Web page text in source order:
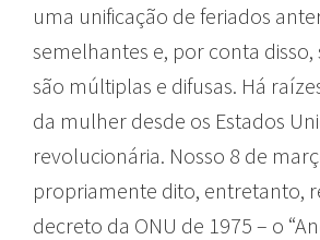
uma unificação de feriados
semelhantes e, por conta disso,
são múltiplas e difusas. Há
da mulher desde os Estados
revolucionária. Nosso 8 de
propriamente dito, entretanto,
decreto da ONU de 1975 – o